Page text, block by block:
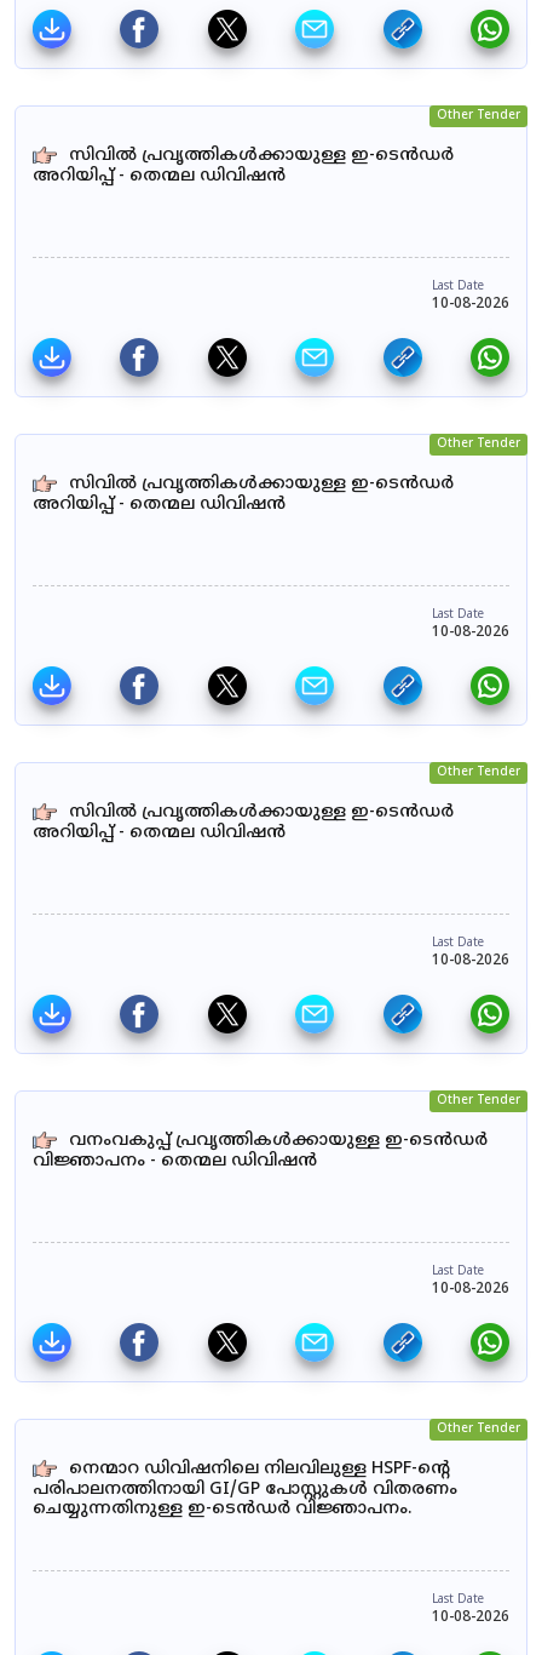
Other Tender
സിവിൽ പ്രവൃത്തികൾക്കായുള്ള ഇ-ടെൻഡർ
അറിയിപ്പ് - തെന്മല ഡിവിഷൻ
Last Date
10-08-2026
Other Tender
സിവിൽ പ്രവൃത്തികൾക്കായുള്ള ഇ-ടെൻഡർ
അറിയിപ്പ് - തെന്മല ഡിവിഷൻ
Last Date
10-08-2026
Other Tender
സിവിൽ പ്രവൃത്തികൾക്കായുള്ള ഇ-ടെൻഡർ
അറിയിപ്പ് - തെന്മല ഡിവിഷൻ
Last Date
10-08-2026
Other Tender
വനംവകുപ്പ് പ്രവൃത്തികൾക്കായുള്ള ഇ-ടെൻഡർ
വിജ്ഞാപനം - തെന്മല ഡിവിഷൻ
Last Date
10-08-2026
Other Tender
നെന്മാറ ഡിവിഷനിലെ നിലവിലുള്ള HSPF-ന്റെ
പരിപാലനത്തിനായി GI/GP പോസ്റ്റുകൾ വിതരണം
ചെയ്യുന്നതിനുള്ള ഇ-ടെൻഡർ വിജ്ഞാപനം.
Last Date
10-08-2026